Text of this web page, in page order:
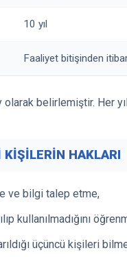
10 yıl
Faaliyet bitişinden
belirlemiştir. Her
HAKLARI
ve bilgi talep etme,
kullanılmadığını
üçüncü kişileri